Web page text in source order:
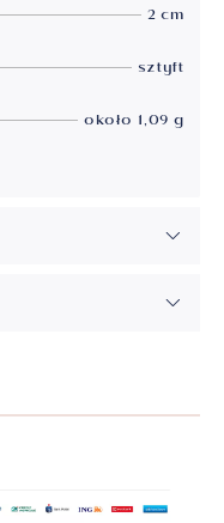
2 cm
sztyft
około 1,09 g